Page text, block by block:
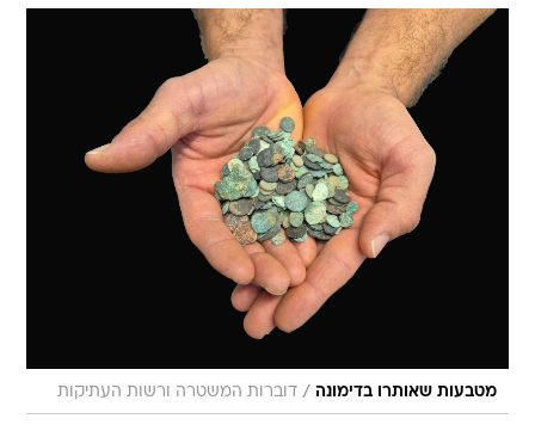
מטבעות שאותרו בדימונה / דוברות המשטרה ורשות העתיקות